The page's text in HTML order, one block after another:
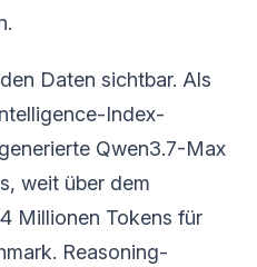
Daten sichtbar. Als
Index-
Qwen3.7-Max
weit über dem
Millionen Tokens für
Reasoning-